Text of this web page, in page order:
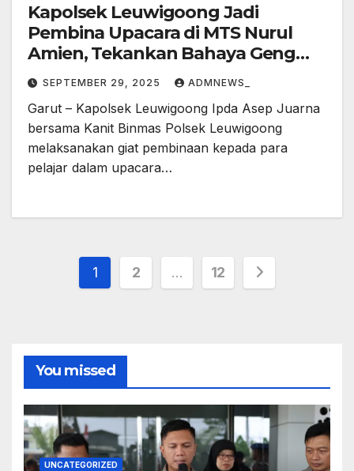
Kapolsek Leuwigoong Jadi
Pembina Upacara di MTS Nurul
Amien, Tekankan Bahaya Geng
Motor dan Bijak Bermedsos
SEPTEMBER 29, 2025 ADMNEWS_
Garut – Kapolsek Leuwigoong Ipda Asep Juarna
bersama Kanit Binmas Polsek Leuwigoong
melaksanakan giat pembinaan kepada para
pelajar dalam upacara…
Posts
1 2 … 12
You missed
UNCATEGORIZED